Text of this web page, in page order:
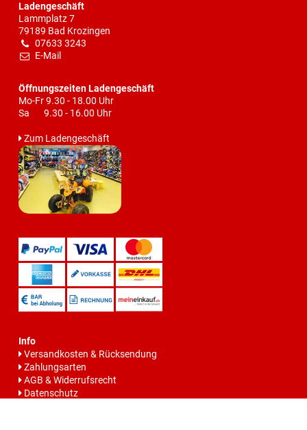
Ladengeschäft
Lammplatz 7
79189 Bad Krozingen
07633 3243
E-Mail
Öffnungszeiten Ladengeschäft
Mo-Fr 9.30 - 18.00 Uhr
Sa 9.30 - 16.00 Uhr
Zum Ladengeschäft
Info
Versandkosten & Rücksendung
Zahlungsarten
AGB & Widerrufsrecht
Datenschutz